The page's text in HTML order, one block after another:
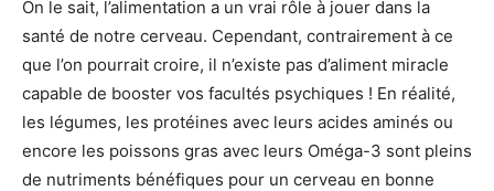
On le sait, l’alimentation a un vrai rôle à jouer dans la
santé de notre cerveau. Cependant, contrairement à ce
que l’on pourrait croire, il n’existe pas d’aliment miracle
capable de booster vos facultés psychiques ! En réalité,
les légumes, les protéines avec leurs acides aminés ou
encore les poissons gras avec leurs Oméga-3 sont pleins
de nutriments bénéfiques pour un cerveau en bonne